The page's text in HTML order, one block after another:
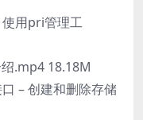
用pri管理工
.mp4 18.18M
– 创建和删除存储